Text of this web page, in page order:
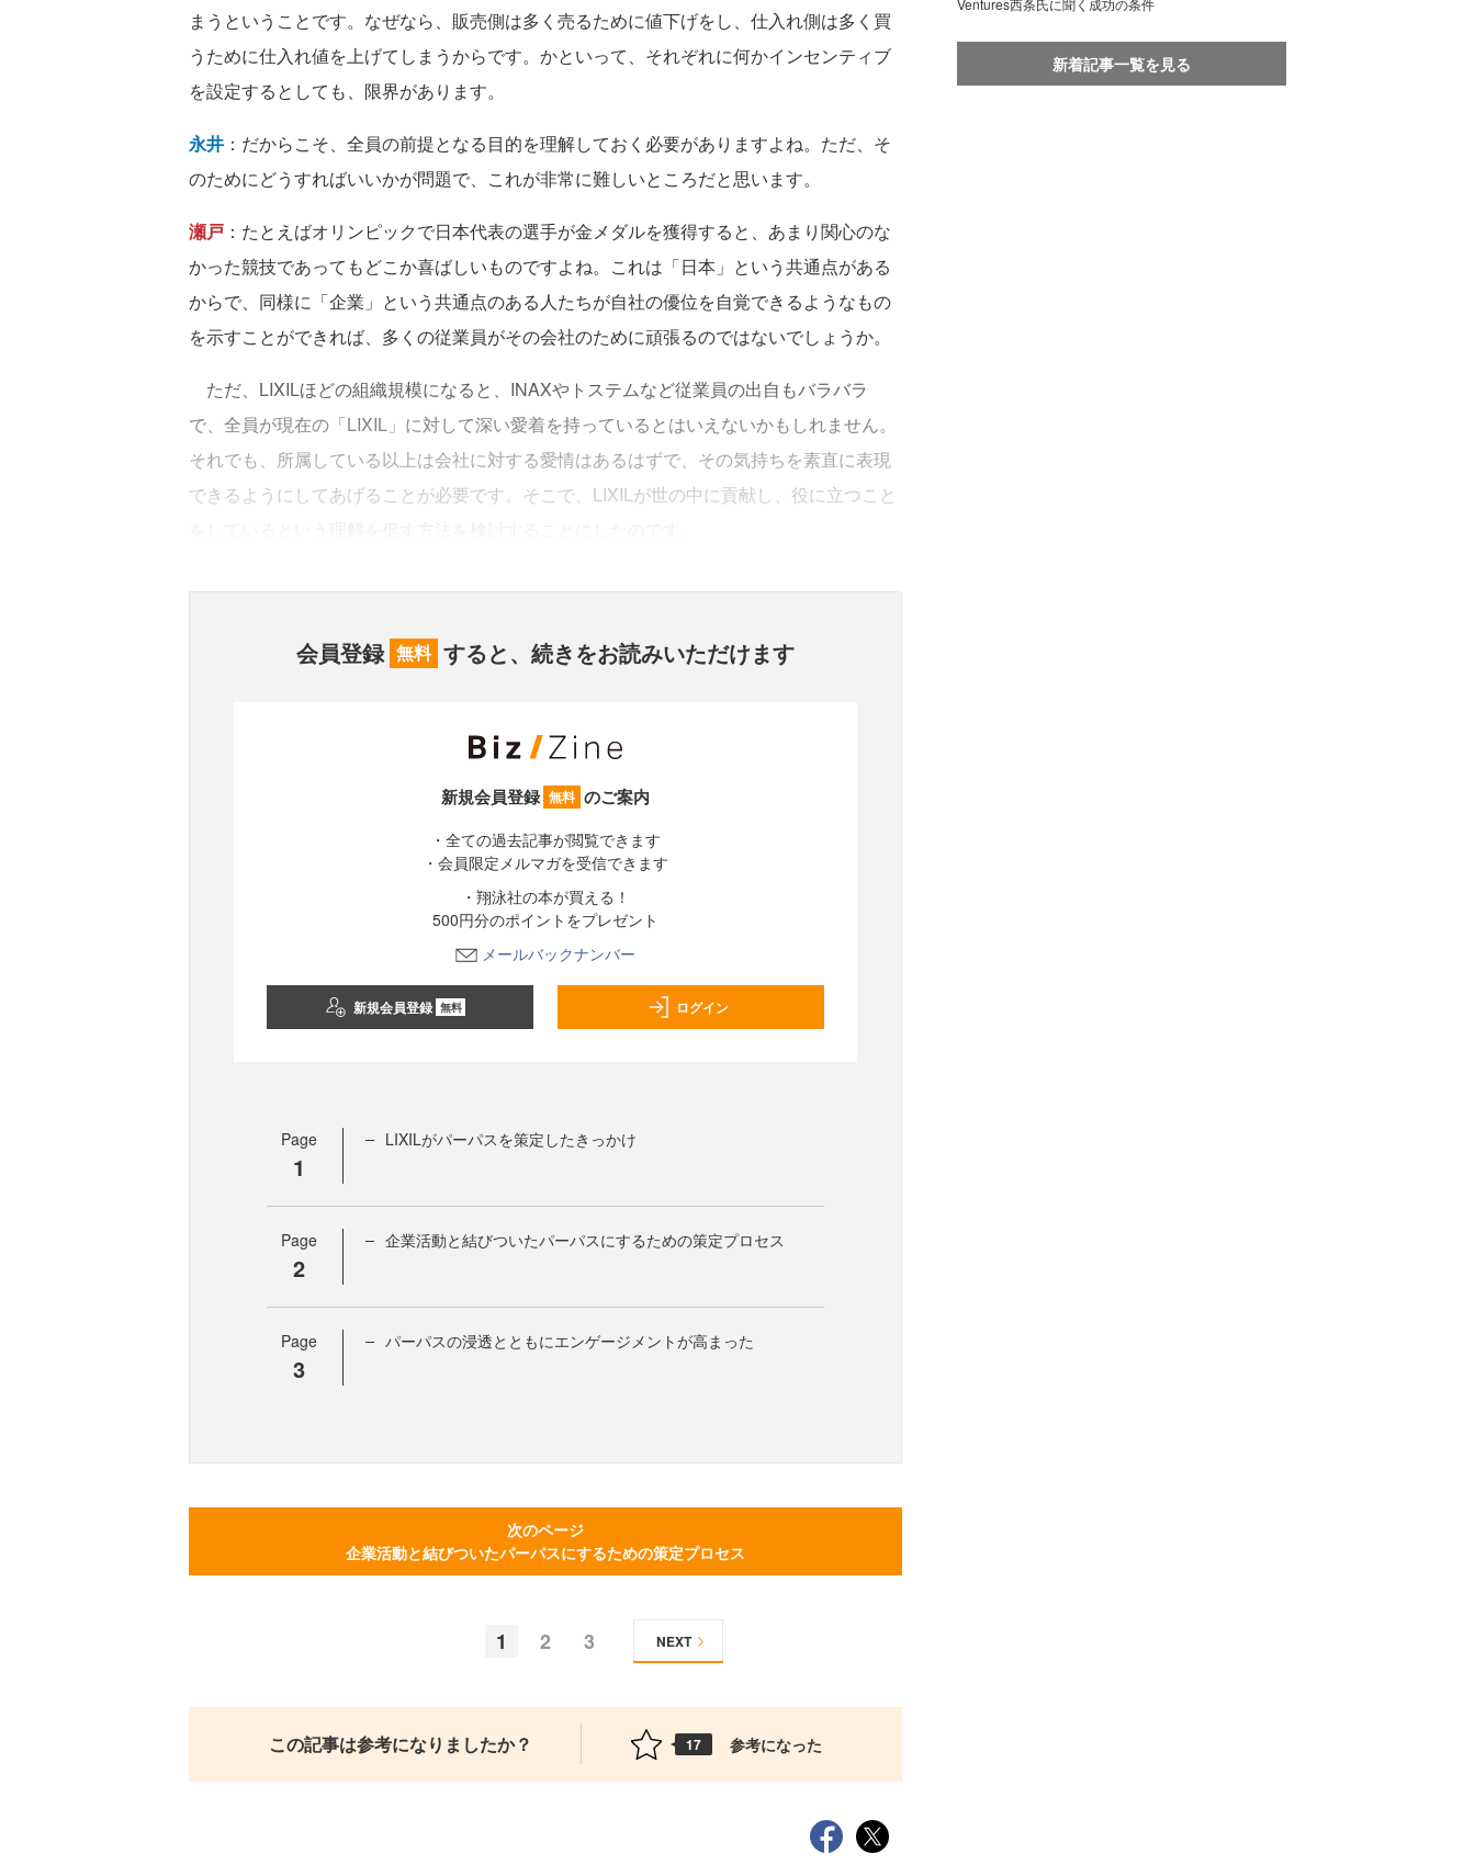
まうということです。なぜなら、販売側は多く売るために値下げをし、仕入れ側は多く買
うために仕入れ値を上げてしまうからです。かといって、それぞれに何かインセンティブ
を設定するとしても、限界があります。
永井 ：だからこそ、全員の前提となる目的を理解しておく必要がありますよね。ただ、そ
のためにどうすればいいかが問題で、これが非常に難しいところだと思います。
瀬戸 ：たとえばオリンピックで日本代表の選手が金メダルを獲得すると、あまり関心のな
かった競技であってもどこか喜ばしいものですよね。これは「日本」という共通点がある
からで、同様に「企業」という共通点のある人たちが自社の優位を自覚できるようなもの
を示すことができれば、多くの従業員がその会社のために頑張るのではないでしょうか。
ただ、LIXILほどの組織規模になると、INAXやトステムなど従業員の出自もバラバラ
で、全員が現在の「LIXIL」に対して深い愛着を持っているとはいえないかもしれません。
それでも、所属している以上は会社に対する愛情はあるはずで、その気持ちを素直に表現
できるようにしてあげることが必要です。そこで、LIXILが世の中に貢献し、役に立つこと
会員登録 無料 すると、続きをお読みいただけます
新規会員登録 無料 のご案内
・全ての過去記事が閲覧できます
・会員限定メルマガを受信できます
・翔泳社の本が買える！
500円分のポイントをプレゼント
メールバックナンバー
新規会員登録 無料 ログイン
Page
1
LIXILがパーパスを策定したきっかけ
Page
2
企業活動と結びついたパーパスにするための策定プロセス
Page
3
パーパスの浸透とともにエンゲージメントが高まった
次のページ
企業活動と結びついたパーパスにするための策定プロセス
1 2 3 NEXT
この記事は参考になりましたか？ 17 参考になった
Ventures西条氏に聞く成功の条件
新着記事一覧を見る